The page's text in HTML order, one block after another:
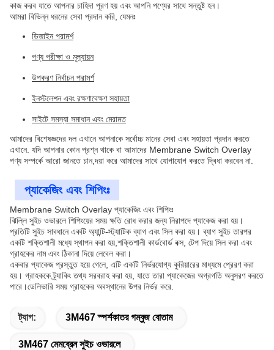
কাজ করব যাতে আপনার চাহিদা পূরণ হয় এবং আপনি পণ্যের সাথে সন্তুষ্ট হন।
আমরা বিভিন্ন ধরনের সেবা প্রদান করি, যেমনঃ
ডিজাইন পরামর্শ
পণ্য পরীক্ষা ও মূল্যায়ন
উপকরণ নির্বাচন পরামর্শ
ইনস্টলেশন এবং রক্ষণাবেক্ষণ সহায়তা
সাইটে সমস্যা সমাধান এবং মেরামত
আমাদের বিশেষজ্ঞদের দল এখানে আপনাকে সর্বোচ্চ মানের সেবা এবং সহায়তা প্রদান করতে
এখানে. যদি আপনার কোন প্রশ্ন থাকে বা আমাদের Membrane Switch Overlay
পণ্য সম্পর্কে আরো জানতে চান,দয়া করে আমাদের সাথে যোগাযোগ করতে দ্বিধা করবেন না.
প্যাকেজিং এবং শিপিংঃ
Membrane Switch Overlay প্যাকেজিং এবং শিপিংঃ
ঝিল্লি সুইচ ওভারলে শিপিংয়ের সময় ক্ষতি রোধ করার জন্য নিরাপদে প্যাকেজ করা হয়।
প্রতিটি সুইচ সাবধানে একটি অ্যান্টি-স্ট্যাটিক ব্যাগ এবং সিল করা হয়। ব্যাগ সুইচ তারপর
একটি শক্তিশালী মধ্যে স্থাপন করা হয়,শক্তিশালী কার্ডবোর্ড বক্স, টেপ দিয়ে সিল করা এবং
গ্রাহকের নাম এবং ঠিকানা দিয়ে লেবেল করা।
একবার প্যাকেজ প্রস্তুত হয়ে গেলে, এটি একটি নির্ভরযোগ্য কুরিয়ারের মাধ্যমে প্রেরণ করা
হয়। গ্রাহককে ট্র্যাকিং তথ্য সরবরাহ করা হয়, যাতে তারা প্যাকেজের অগ্রগতি অনুসরণ করতে
পারে।ডেলিভারি সময় গ্রাহকের অবস্থানের উপর নির্ভর করে.
ট্যাগ: 3M467 স্পর্শকাতর গম্বুজ বোতাম
3M467 মেমব্রেন সুইচ ওভারলে